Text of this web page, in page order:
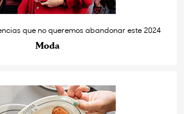
que no queremos abandonar este 2024
Moda